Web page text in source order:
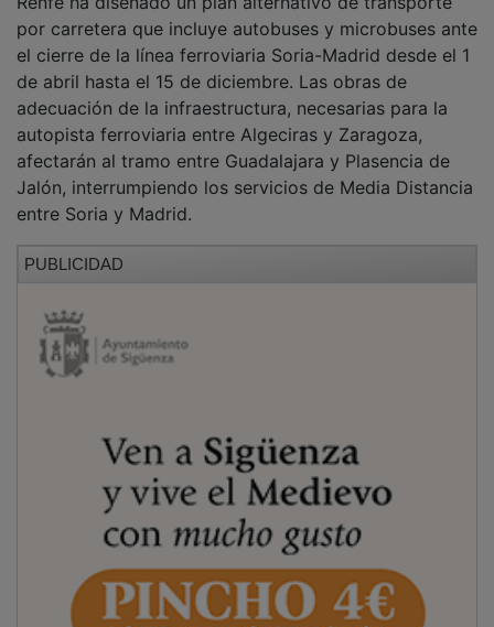
por carretera que incluye autobuses y microbuses ante
el cierre de la línea ferroviaria Soria-Madrid desde el 1
de abril hasta el 15 de diciembre. Las obras de
adecuación de la infraestructura, necesarias para la
autopista ferroviaria entre Algeciras y Zaragoza,
afectarán al tramo entre Guadalajara y Plasencia de
Jalón, interrumpiendo los servicios de Media Distancia
entre Soria y Madrid.